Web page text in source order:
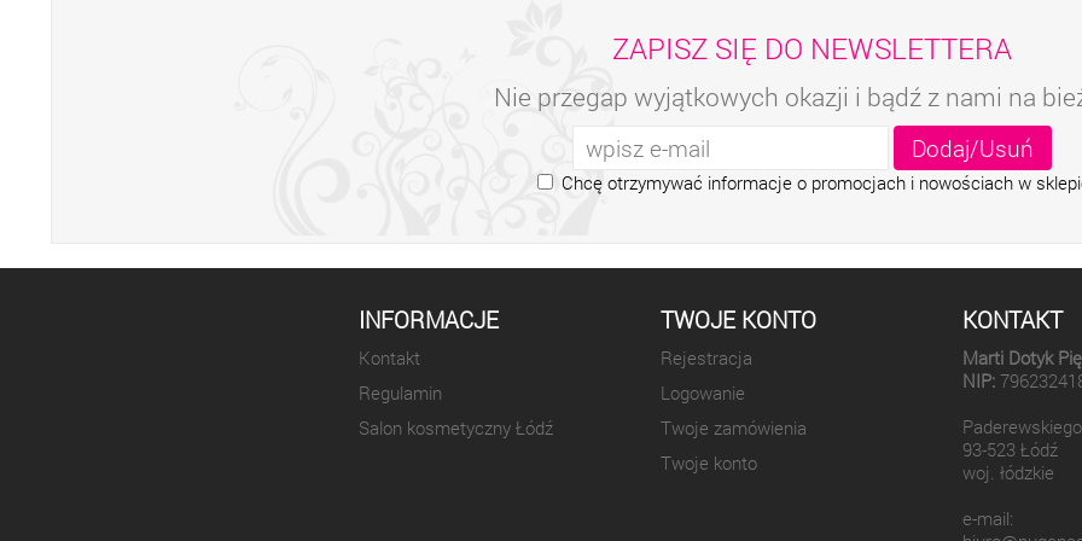
ZAPISZ SIĘ DO NEWSLETTERA
Nie przegap wyjątkowych okazji i bądź z nami na
Chcę otrzymywać informacje o promocjach i nowościach w
INFORMACJE
Kontakt
Regulamin
Salon kosmetyczny Łódź
TWOJE KONTO
Rejestracja
Logowanie
Twoje zamówienia
Twoje konto
KONTAKT
Marti Dotyk
NIP:
93-523 Łódź
woj. łódzkie
e-mail: